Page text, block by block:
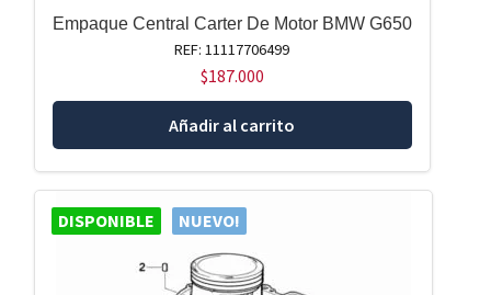
Empaque Central Carter De Motor BMW G650
REF: 11117706499
$187.000
Añadir al carrito
DISPONIBLE NUEVO!